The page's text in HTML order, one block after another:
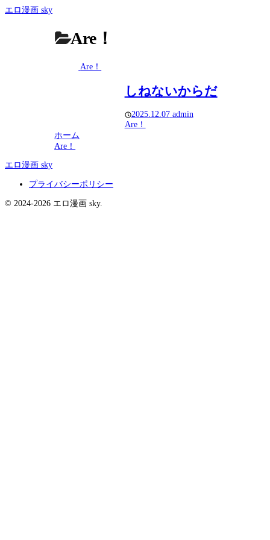
エロ漫画 sky
Are！
Are！
しねないからだ
2025.12.07 admin
Are！
ホーム
Are！
エロ漫画 sky
プライバシーポリシー
© 2024-2026 エロ漫画 sky.